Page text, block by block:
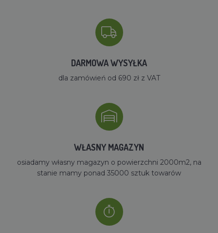
DARMOWA WYSYŁKA
dla zamówień od 690 zł z VAT
WŁASNY MAGAZYN
osiadamy własny magazyn o powierzchni 2000m2, na
stanie mamy ponad 35000 sztuk towarów